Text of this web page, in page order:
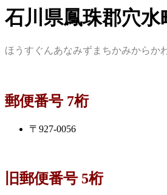
石川県鳳珠郡穴水
ほうすぐんあなみずまちかみからか
郵便番号 7桁
〒927-0056
旧郵便番号 5桁